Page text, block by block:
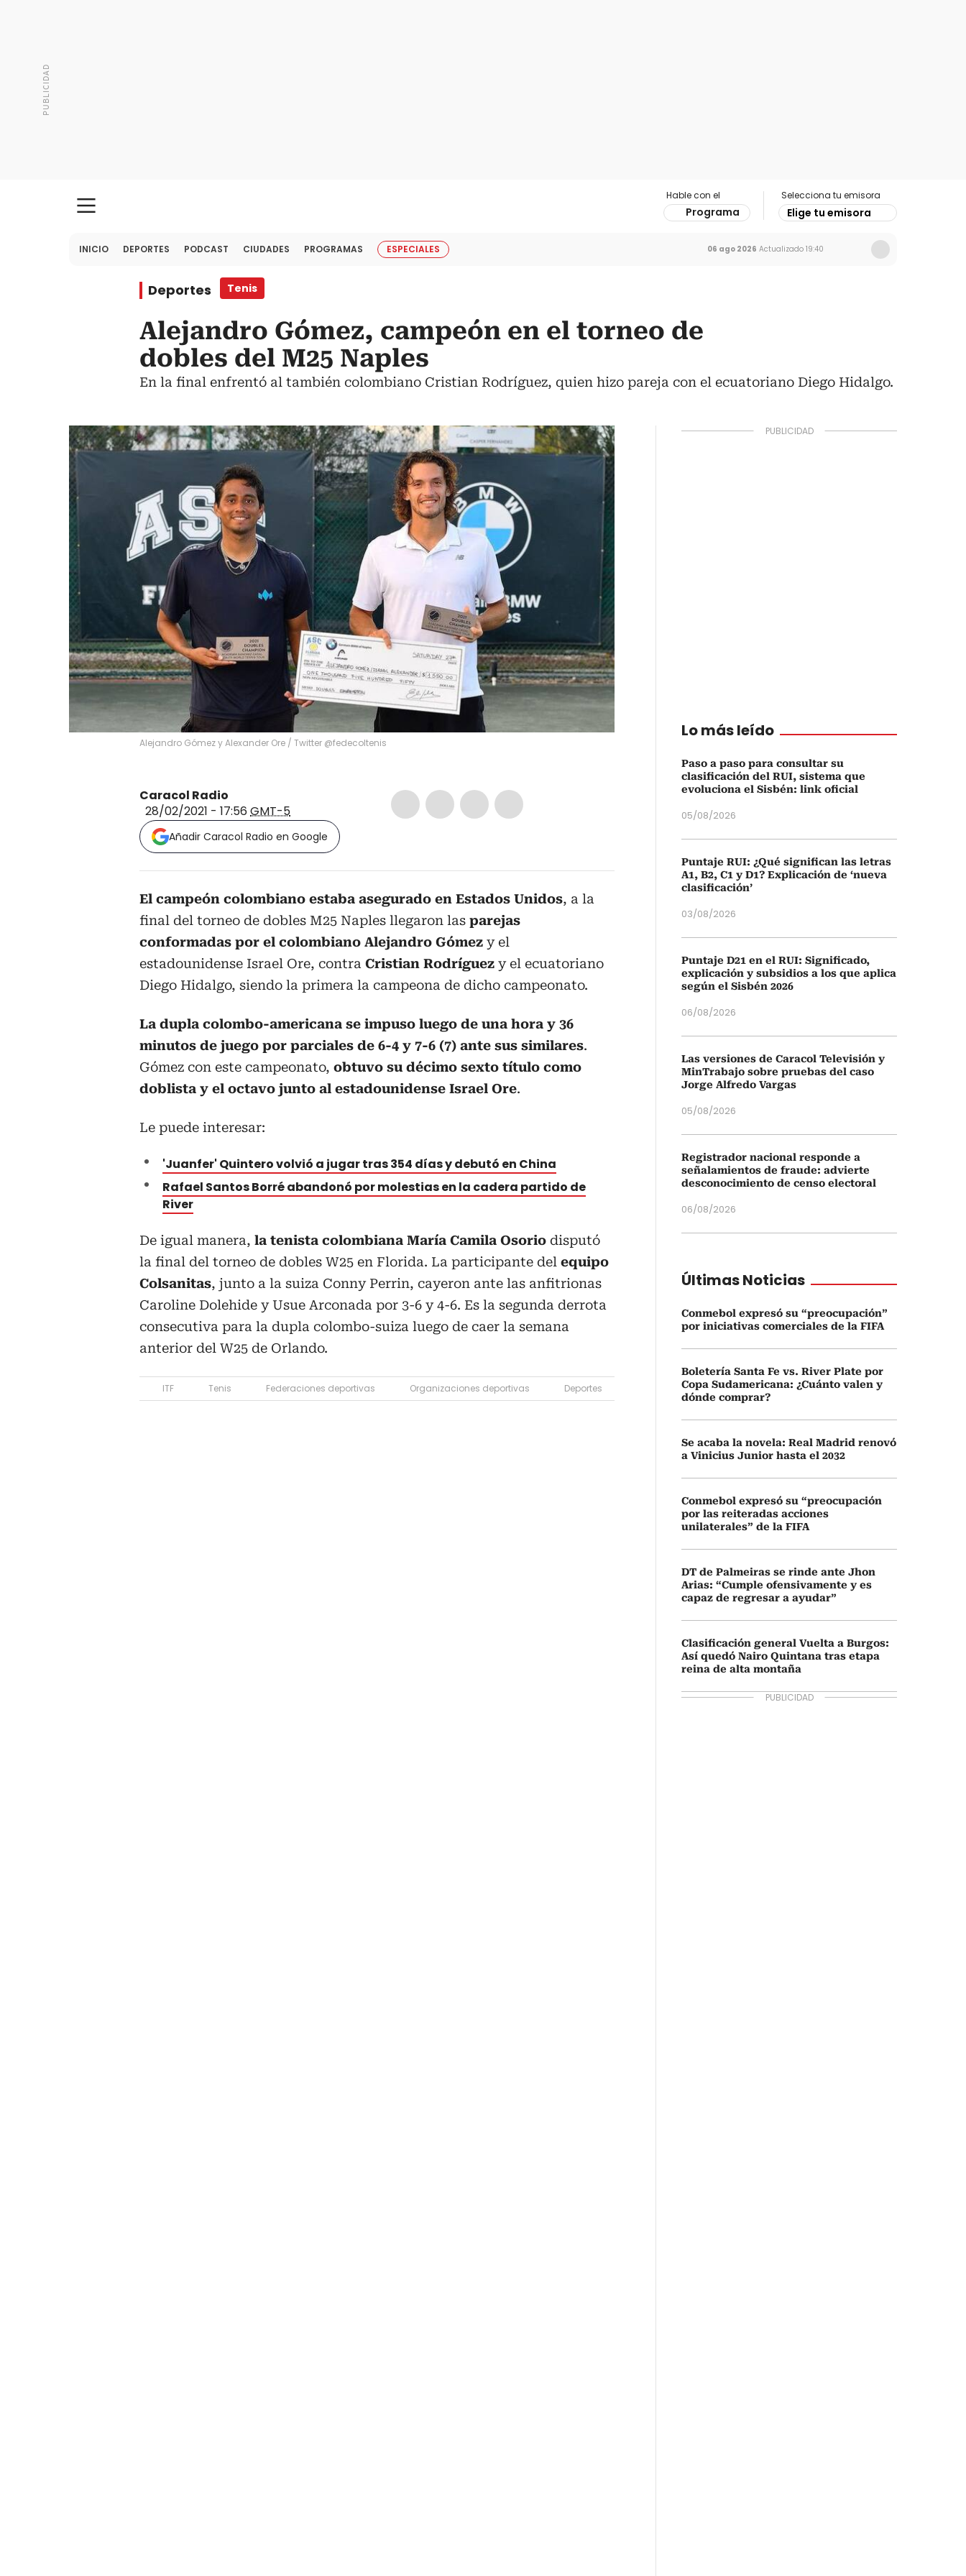
Hable con el
Programa
Selecciona tu emisora
Elige tu emisora
INICIO DEPORTES PODCAST CIUDADES PROGRAMAS ESPECIALES 06 ago 2026 Actualizado 19:40
Deportes Tenis
Alejandro Gómez, campeón en el torneo de
dobles del M25 Naples
En la final enfrentó al también colombiano Cristian Rodríguez, quien hizo pareja con el ecuatoriano Diego Hidalgo.
Alejandro Gómez y Alexander Ore / Twitter @fedecoltenis
Caracol Radio
28/02/2021 - 17:56 GMT-5
Añadir Caracol Radio en Google
El campeón colombiano estaba asegurado en Estados Unidos, a la
final del torneo de dobles M25 Naples llegaron las parejas
conformadas por el colombiano Alejandro Gómez y el
estadounidense Israel Ore, contra Cristian Rodríguez y el ecuatoriano
Diego Hidalgo, siendo la primera la campeona de dicho campeonato.
La dupla colombo-americana se impuso luego de una hora y 36
minutos de juego por parciales de 6-4 y 7-6 (7) ante sus similares.
Gómez con este campeonato, obtuvo su décimo sexto título como
doblista y el octavo junto al estadounidense Israel Ore.
Le puede interesar:
'Juanfer' Quintero volvió a jugar tras 354 días y debutó en China
Rafael Santos Borré abandonó por molestias en la cadera partido de
River
De igual manera, la tenista colombiana María Camila Osorio disputó
la final del torneo de dobles W25 en Florida. La participante del equipo
Colsanitas, junto a la suiza Conny Perrin, cayeron ante las anfitrionas
Caroline Dolehide y Usue Arconada por 3-6 y 4-6. Es la segunda derrota
consecutiva para la dupla colombo-suiza luego de caer la semana
anterior del W25 de Orlando.
ITF Tenis Federaciones deportivas Organizaciones deportivas Deportes
Lo más leído
Paso a paso para consultar su
clasificación del RUI, sistema que
evoluciona el Sisbén: link oficial
05/08/2026
Puntaje RUI: ¿Qué significan las letras
A1, B2, C1 y D1? Explicación de ‘nueva
clasificación’
03/08/2026
Puntaje D21 en el RUI: Significado,
explicación y subsidios a los que aplica
según el Sisbén 2026
06/08/2026
Las versiones de Caracol Televisión y
MinTrabajo sobre pruebas del caso
Jorge Alfredo Vargas
05/08/2026
Registrador nacional responde a
señalamientos de fraude: advierte
desconocimiento de censo electoral
06/08/2026
Últimas Noticias
Conmebol expresó su “preocupación”
por iniciativas comerciales de la FIFA
Boletería Santa Fe vs. River Plate por
Copa Sudamericana: ¿Cuánto valen y
dónde comprar?
Se acaba la novela: Real Madrid renovó
a Vinicius Junior hasta el 2032
Conmebol expresó su “preocupación
por las reiteradas acciones
unilaterales” de la FIFA
DT de Palmeiras se rinde ante Jhon
Arias: “Cumple ofensivamente y es
capaz de regresar a ayudar”
Clasificación general Vuelta a Burgos:
Así quedó Nairo Quintana tras etapa
reina de alta montaña